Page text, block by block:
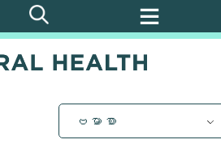
ဗမာစာ